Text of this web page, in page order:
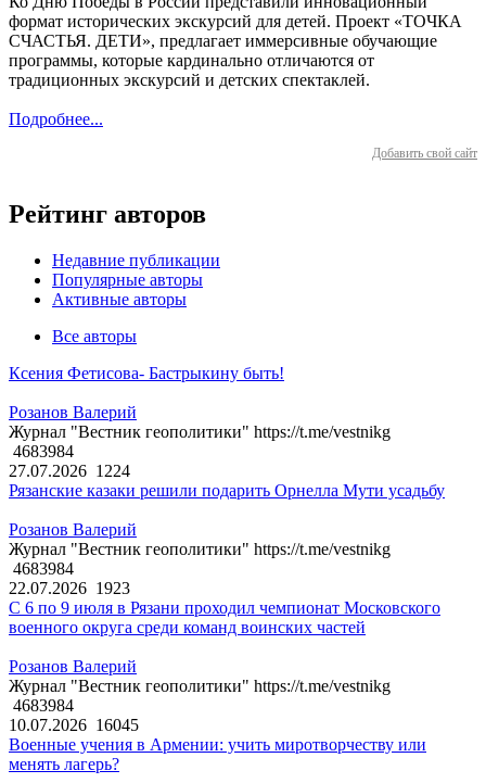
формат исторических экскурсий для детей. Проект «ТОЧКА
СЧАСТЬЯ. ДЕТИ», предлагает иммерсивные обучающие
программы, которые кардинально отличаются от
традиционных экскурсий и детских спектаклей.
Подробнее...
Добавить свой сайт
Рейтинг авторов
Недавние публикации
Популярные авторы
Активные авторы
Все авторы
Ксения Фетисова- Бастрыкину быть!
Розанов Валерий
Журнал "Вестник геополитики" https://t.me/vestnikg
4683984
27.07.2026 1224
Рязанские казаки решили подарить Орнелла Мути усадьбу
Розанов Валерий
Журнал "Вестник геополитики" https://t.me/vestnikg
4683984
22.07.2026 1923
С 6 по 9 июля в Рязани проходил чемпионат Московского
военного округа среди команд воинских частей
Розанов Валерий
Журнал "Вестник геополитики" https://t.me/vestnikg
4683984
10.07.2026 16045
Военные учения в Армении: учить миротворчеству или
менять лагерь?